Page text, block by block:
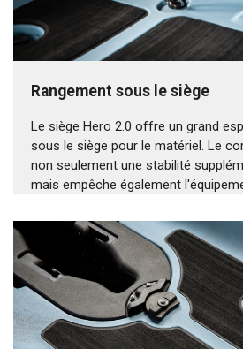
Rangement sous le siège
Le siège Hero 2.0 offre un grand
sous le siège pour le matériel. Le
non seulement une stabilité
mais empêche également